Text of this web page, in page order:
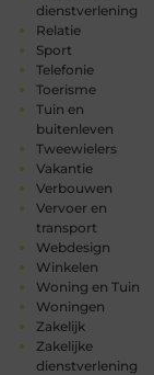
dienstverlening
Relatie
Sport
Telefonie
Toerisme
Tuin en
buitenleven
Tweewielers
Vakantie
Verbouwen
Vervoer en
transport
Webdesign
Winkelen
Woning en Tuin
Woningen
Zakelijk
Zakelijke
dienstverlening